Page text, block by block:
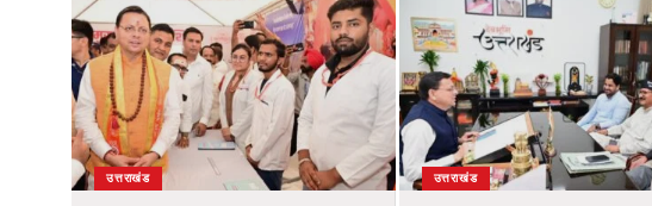
उत्तराखंड उत्तराखंड